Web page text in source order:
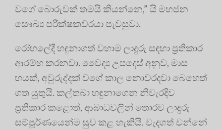
වගේ බොරුවක් තමයි කියන්නෙ,” යි මහජන
සෞඛ්‍ය පරීක්ෂකවරයා පැවසුවා.
රෝහලේදී හඳුනාගත් වහාම ලාදුරු සඳහා ප්‍රතිකාර
ආරම්භ කරනවා. වෛද්‍ය උපදෙස් අනුව, මාස
හයක්, අවුරුද්දක් වගේ කාල නොවරදවා බෙහෙත්
ගත යුතුයි. කල්තබා හඳුනාගෙන නිවැරදිව
ප්‍රතිකාර කළොත්, ආබාධවලින් තොරව ලාදුරු
සම්පූර්ණයෙන්ම සුව කළ හැකියි. වැදගත් වන්නේ